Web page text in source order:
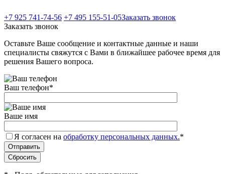
+7 925 741-74-56 +7 495 155-51-05Заказать звонок
Заказать звонок
Оставьте Ваше сообщение и контактные данные и наши
специалисты свяжутся с Вами в ближайшее рабочее время для
решения Вашего вопроса.
Ваш телефон*
Ваше имя
Я согласен на обработку персональных данных.*